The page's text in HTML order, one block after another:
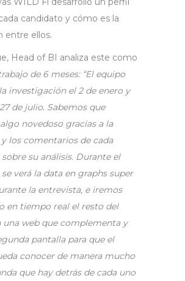
candidato y cómo es la
entre ellos.
Head of BI analiza este como
de 6 meses: “El equipo
investigación el 2 de enero y
de julio. Sabemos que
novedoso gracias a la
los comentarios de cada
su análisis. Durante el
verá la data en graphs super
la entrevista, e iremos
en tiempo real el resto del
una web que complementa y
pantalla para que el
conocer de manera mucho
que hay detrás de cada uno